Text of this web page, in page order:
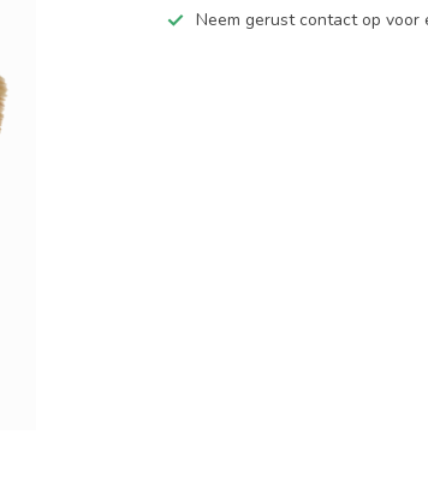
Neem gerust contact op voor